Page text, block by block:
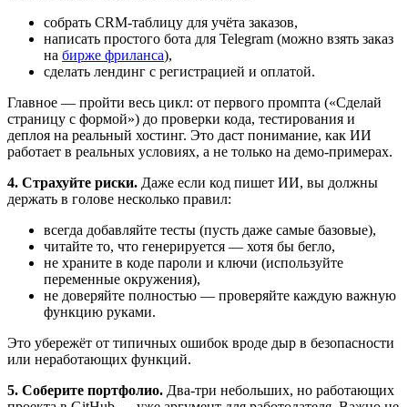
собрать CRM-таблицу для учёта заказов,
написать простого бота для Telegram (можно взять заказ
на бирже фриланса),
сделать лендинг с регистрацией и оплатой.
Главное — пройти весь цикл: от первого промпта («Сделай
страницу с формой») до проверки кода, тестирования и
деплоя на реальный хостинг. Это даст понимание, как ИИ
работает в реальных условиях, а не только на демо-примерах.
4. Страхуйте риски. Даже если код пишет ИИ, вы должны
держать в голове несколько правил:
всегда добавляйте тесты (пусть даже самые базовые),
читайте то, что генерируется — хотя бы бегло,
не храните в коде пароли и ключи (используйте
переменные окружения),
не доверяйте полностью — проверяйте каждую важную
функцию руками.
Это убережёт от типичных ошибок вроде дыр в безопасности
или неработающих функций.
5. Соберите портфолио. Два-три небольших, но работающих